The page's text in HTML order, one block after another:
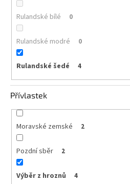
Rulandské bílé 0
Rulandské modré 0
Rulandské šedé 4
Přívlastek
Moravské zemské 2
Pozdní sběr 2
Výběr z hroznů 4